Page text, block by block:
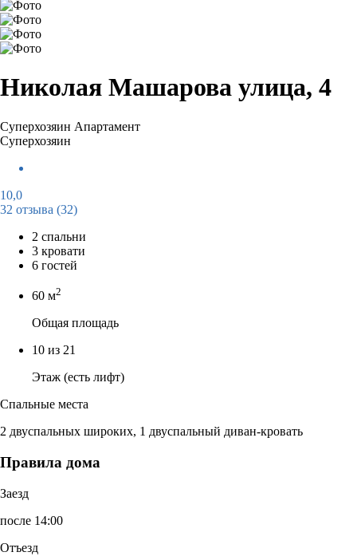
Николая Машарова улица, 4
Суперхозяин Апартамент
Суперхозяин
10,0
32 отзыва (32)
2 спальни
3 кровати
6 гостей
60 м2
Общая площадь
10 из 21
Этаж (есть лифт)
Спальные места
2 двуспальных широких, 1 двуспальный диван-кровать
Правила дома
Заезд
после 14:00
Отъезд